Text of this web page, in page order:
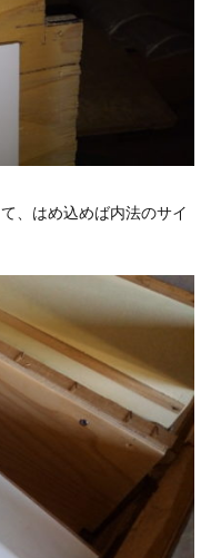
、はめ込めば内法のサイ